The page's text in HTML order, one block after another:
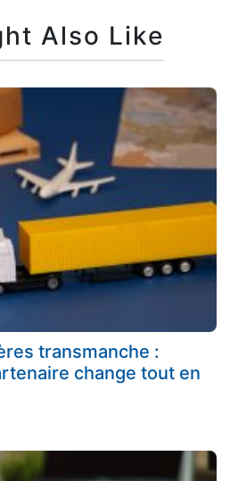
Also Like
transmanche :
change tout en